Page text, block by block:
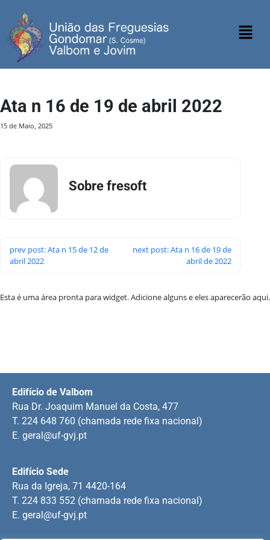
Ata n 16 de 19 de abril 2022
15 de Maio, 2025
Sobre fresoft
prev post: Ata n 15 de 12 de
abril 2022
next post: Ata n 16 de 19 de
abril de 2022
Esta é uma área pronta para widget. Adicione alguns e eles aparecerão aqui.
Edifício Sede
Rua da Igreja, 71 4420-164
T. 224 833 552 (chamada rede fixa nacional)
E. geral@uf-gvj.pt
Edifício de Valbom
Rua Dr. Joaquim Manuel da Costa, 477
T. 224 648 760 (chamada rede fixa nacional)
E. geral@uf-gvj.pt